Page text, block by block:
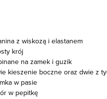
z wiskozą i elastanem
krój
na zamek i guzik
kieszenie boczne oraz dwie z
w pasie
w pepitkę